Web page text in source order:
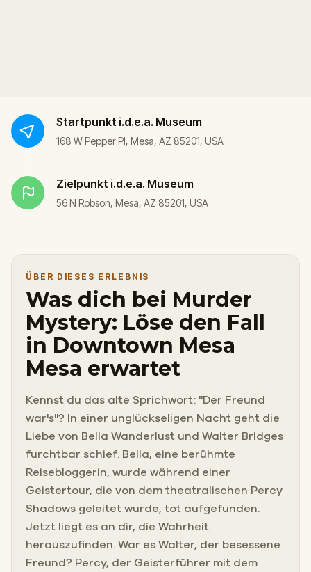
Startpunkt i.d.e.a. Museum
168 W Pepper Pl, Mesa, AZ 85201, USA
Zielpunkt i.d.e.a. Museum
56 N Robson, Mesa, AZ 85201, USA
ÜBER DIESES ERLEBNIS
Was dich bei Murder
Mystery: Löse den Fall
in Downtown Mesa
Mesa erwartet
Kennst du das alte Sprichwort: "Der Freund
war's"? In einer unglückseligen Nacht geht die
Liebe von Bella Wanderlust und Walter Bridges
furchtbar schief. Bella, eine berühmte
Reisebloggerin, wurde während einer
Geistertour, die von dem theatralischen Percy
Shadows geleitet wurde, tot aufgefunden.
Jetzt liegt es an dir, die Wahrheit
herauszufinden. War es Walter, der besessene
Freund? Percy, der Geisterführer mit dem